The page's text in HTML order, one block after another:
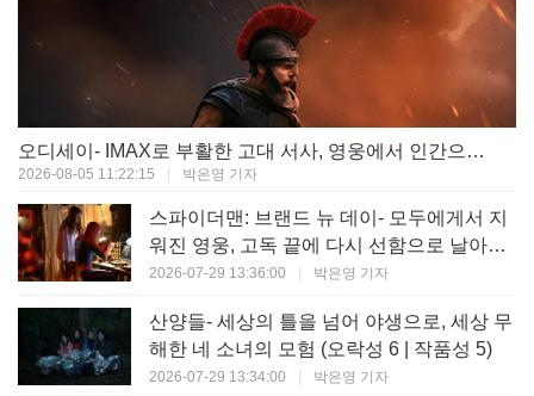
오디세이- IMAX로 부활한 고대 서사, 영웅에서 인간으로의 귀환 (오락성 9 | 작품성 9)
2026-08-05 11:22:15 박은영 기자
스파이더맨: 브랜드 뉴 데이- 모두에게서 지
워진 영웅, 고독 끝에 다시 선함으로 날아오
르다 (오락성 8 | 작품성 8)
2026-07-29 13:36:00 박은영 기자
산양들- 세상의 틀을 넘어 야생으로, 세상 무
해한 네 소녀의 모험 (오락성 6 | 작품성 5)
2026-07-29 13:34:00 박은영 기자